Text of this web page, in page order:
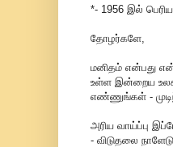
*- 1956 இல்
தோழர்களே,
மனிதம் என்பது
உள்ள இன்றைய
எண்ணுங்கள் -
அரிய வாய்ப்பு
- விடுதலை